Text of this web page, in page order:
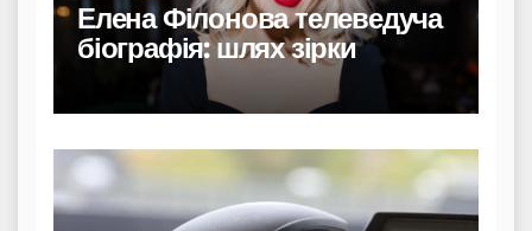
Елена Філонова телеведуча
біографія: шлях зірки